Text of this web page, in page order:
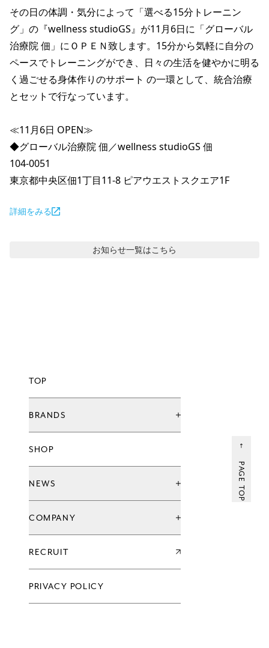
その日の体調・気分によって「選べる15分トレーニン
グ」の『wellness studioGS』が11月6日に「グローバル
治療院 佃」にＯＰＥＮ致します。15分から気軽に自分の
ペースでトレーニングができ、日々の生活を健やかに明る
く過ごせる身体作りのサポート の一環として、統合治療
とセットで行なっています。
≪11月6日 OPEN≫
◆グローバル治療院 佃／wellness studioGS 佃
104-0051
東京都中央区佃1丁目11-8 ピアウエストスクエア1F
詳細をみる
お知らせ一覧はこちら
TOP
BRANDS
ブランド一覧
グローバル治療院ブランド
てもみんブランド
ウェルネススタジオ
SHOP
NEWS
お知らせ
キャンペーン
新店情報
COMPANY
会社情報一覧
企業理念
代表メッセージ
沿革
RECRUIT
PRIVACY POLICY
PAGE TOP